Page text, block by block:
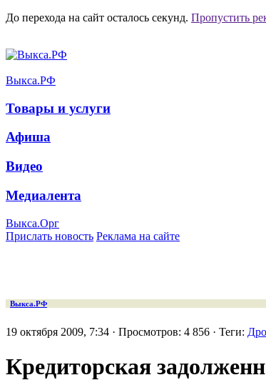
До перехода на сайт осталось секунд. Пропустить
Выкса.РФ
Товары и услуги
Афиша
Видео
Медиалента
Выкса.Орг
Прислать новость Реклама на сайте
Выкса.РФ
19 октября 2009, 7:34 · Просмотров: 4 856 · Теги:
Кредиторская